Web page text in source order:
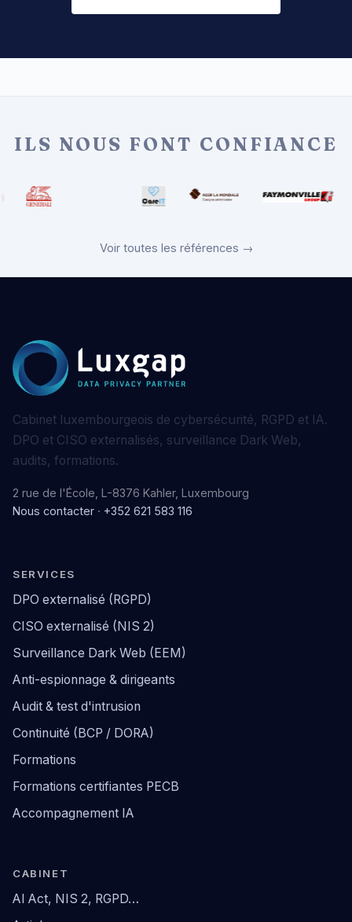
ILS NOUS FONT CONFIANCE
Voir toutes les références →
Cabinet luxembourgeois de cybersécurité, RGPD et IA.
DPO et CISO externalisés, surveillance Dark Web,
audits, formations.
2 rue de l'École, L-8376 Kahler, Luxembourg
Nous contacter · +352 621 583 116
SERVICES
DPO externalisé (RGPD)
CISO externalisé (NIS 2)
Surveillance Dark Web (EEM)
Anti-espionnage & dirigeants
Audit & test d'intrusion
Continuité (BCP / DORA)
Formations
Formations certifiantes PECB
Accompagnement IA
CABINET
AI Act, NIS 2, RGPD…